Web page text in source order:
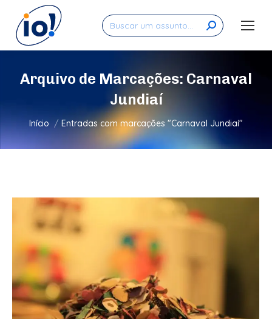
Search:
Arquivo de Marcações: Carnaval
Jundiaí
Você está aqui:
Início Entradas com marcações "Carnaval Jundiaí"